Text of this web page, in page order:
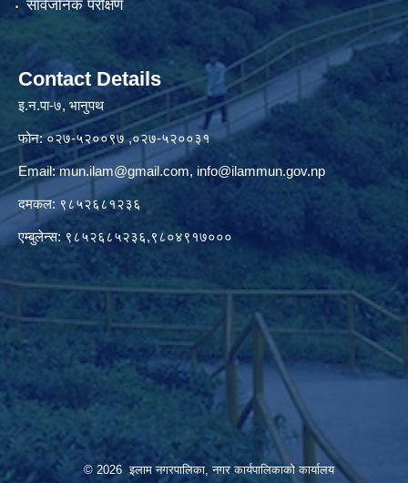
सार्वजनिक परीक्षण
Contact Details
इ.न.पा-७, भानुपथ
फोन: ०२७-५२००९७ ,०२७-५२००३१
Email:mun.ilam@gmail.com, info@ilammun.gov.np
दमकल: ९८५२६८१२३६
एम्बुलेन्स: ९८५२६८५२३६,९८०४९१७०००
© 2026 इलाम नगरपालिका, नगर कार्यपालिकाको कार्यालय